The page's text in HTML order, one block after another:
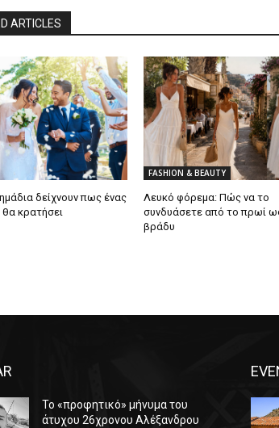
ARTICLES
δείχνουν πως ένας
κρατήσει
FASHION & BEAUTY
Λευκό φόρεμα: Πώς να το
συνδυάσετε από το πρωί
βράδυ
Το «προφητικό» μήνυμα του
άτυχου 26χρονου Αλέξανδρου